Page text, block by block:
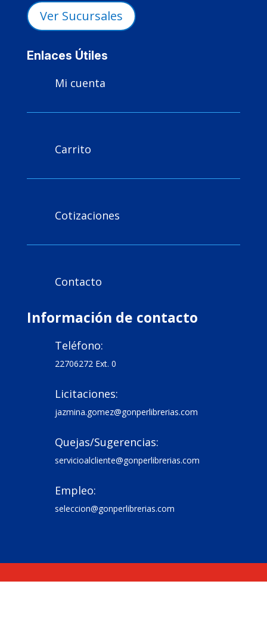
Ver Sucursales
Enlaces Útiles
Mi cuenta
Carrito
Cotizaciones
Contacto
Información de contacto
Teléfono:
22706272 Ext. 0
Licitaciones:
jazmina.gomez@gonperlibrerias.com
Quejas/Sugerencias:
servicioalcliente@gonperlibrerias.com
Empleo:
seleccion@gonperlibrerias.com